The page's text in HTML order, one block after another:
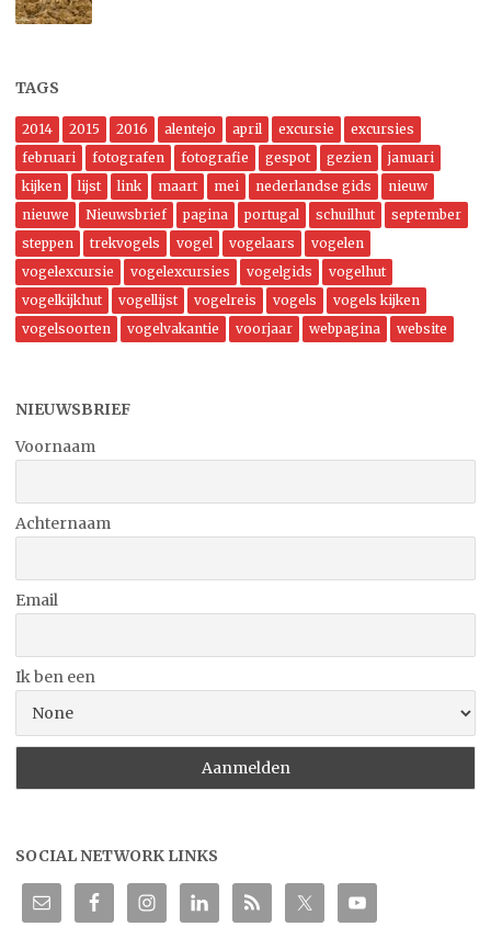
TAGS
2014 2015 2016 alentejo april excursie
excursies
februari
fotografen fotografie gespot gezien
januari
kijken
lijst link maart mei nederlandse gids
nieuw
nieuwe
Nieuwsbrief pagina portugal schuilhut
september
steppen
trekvogels vogel vogelaars
vogelen
vogelexcursie
vogelexcursies vogelgids
vogelhut
vogelkijkhut
vogellijst vogelreis vogels
vogels kijken
vogelsoorten
vogelvakantie voorjaar webpagina website
NIEUWSBRIEF
Voornaam
Achternaam
Email
Ik ben een
SOCIAL NETWORK LINKS